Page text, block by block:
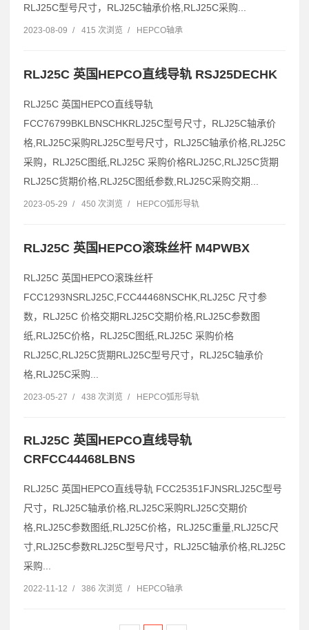
RLJ25C型号尺寸，RLJ25C轴承价格,RLJ25C采购...
2023-08-09 / 415 次浏览 / HEPCO轴承
RLJ25C 英国HEPCO直线导轨 RSJ25DECHK
RLJ25C 英国HEPCO直线导轨
FCC76799BKLBNSCHKRLJ25C型号尺寸，RLJ25C轴承价
格,RLJ25C采购RLJ25C型号尺寸，RLJ25C轴承价格,RLJ25C
采购，RLJ25C图纸,RLJ25C 采购价格RLJ25C,RLJ25C货期
RLJ25C货期价格,RLJ25C图纸参数,RLJ25C采购交期...
2023-05-29 / 450 次浏览 / HEPCO弧形导轨
RLJ25C 英国HEPCO滚珠丝杆 M4PWBX
RLJ25C 英国HEPCO滚珠丝杆
FCC1293NSRLJ25C,FCC44468NSCHK,RLJ25C 尺寸参
数，RLJ25C 价格交期RLJ25C交期价格,RLJ25C参数图
纸,RLJ25C价格，RLJ25C图纸,RLJ25C 采购价格
RLJ25C,RLJ25C货期RLJ25C型号尺寸，RLJ25C轴承价
格,RLJ25C采购...
2023-05-27 / 438 次浏览 / HEPCO弧形导轨
RLJ25C 英国HEPCO直线导轨
CRFCC44468LBNS
RLJ25C 英国HEPCO直线导轨 FCC25351FJNSRLJ25C型号
尺寸，RLJ25C轴承价格,RLJ25C采购RLJ25C交期价
格,RLJ25C参数图纸,RLJ25C价格，RLJ25C重量,RLJ25C尺
寸,RLJ25C参数RLJ25C型号尺寸，RLJ25C轴承价格,RLJ25C
采购...
2022-11-12 / 386 次浏览 / HEPCO轴承